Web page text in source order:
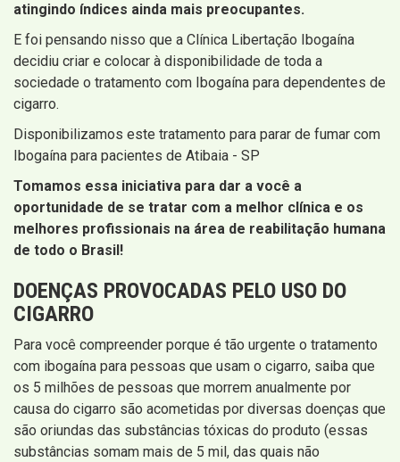
atingindo índices ainda mais preocupantes.
E foi pensando nisso que a Clínica Libertação Ibogaína
decidiu criar e colocar à disponibilidade de toda a
sociedade o tratamento com Ibogaína para dependentes de
cigarro.
Disponibilizamos este tratamento para parar de fumar com
Ibogaína para pacientes de Atibaia - SP
Tomamos essa iniciativa para dar a você a
oportunidade de se tratar com a melhor clínica e os
melhores profissionais na área de reabilitação humana
de todo o Brasil!
DOENÇAS PROVOCADAS PELO USO DO
CIGARRO
Para você compreender porque é tão urgente o tratamento
com ibogaína para pessoas que usam o cigarro, saiba que
os 5 milhões de pessoas que morrem anualmente por
causa do cigarro são acometidas por diversas doenças que
são oriundas das substâncias tóxicas do produto (essas
substâncias somam mais de 5 mil, das quais não